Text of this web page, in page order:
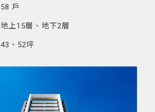
58 戶
地上15層、地下2層
43、52坪